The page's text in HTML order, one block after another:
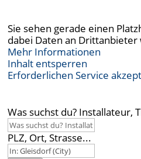
Sie sehen gerade einen
dabei Daten an
Mehr Informationen
Inhalt entsperren
Erforderlichen Service
Was suchst du? Installateur,
PLZ, Ort, Strasse...